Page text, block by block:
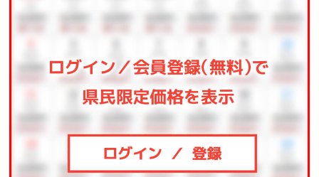
円 ※4泊以上は3，000円）
滞在中にエステはいかがですか？
詳細はこちら♪